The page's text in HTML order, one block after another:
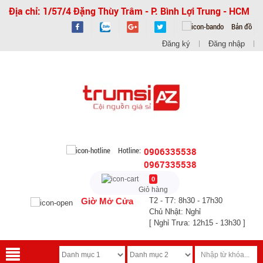
Địa chỉ: 1/57/4 Đặng Thùy Trâm - P. Bình Lợi Trung - HCM
Bản đồ
Đăng ký Đăng nhập
Hotline: 0906335538
0967335538
0
Giỏ hàng
Giờ Mở Cửa
T2 - T7: 8h30 - 17h30
Chủ Nhật: Nghỉ
[ Nghỉ Trưa: 12h15 - 13h30 ]